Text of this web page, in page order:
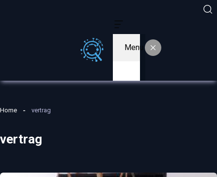
Menu
Home vertrag
vertrag